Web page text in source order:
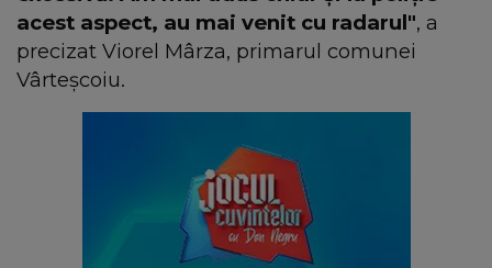
acest aspect, au mai venit cu radarul", a
precizat Viorel Mârza, primarul comunei
Vârteşcoiu.